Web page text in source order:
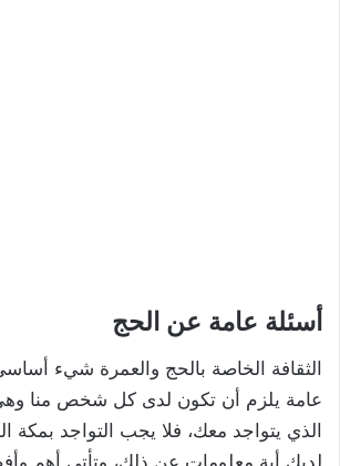
أسئلة عامة عن الحج
الثقافة الخاصة بالحج والعمرة شيء
عامة يلزم أن تكون لدى كل شخص منا وهي
الذي يتواجد معك، فلا يجب التواجد بمكة
لديك أية معلومات عن ذلك، وتأتي أهم